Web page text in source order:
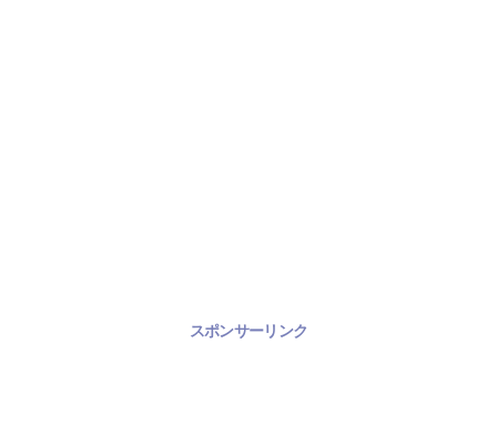
スポンサーリンク